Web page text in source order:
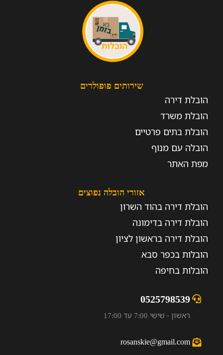
שירותים פופולרים
הובלת דירה
הובלת משרד
הובלת בתים פרטיים
הובלה עם מנוף
מפת האתר
אזורי הובלה נפוצים
הובלת דירה בהוד השרון
הובלת דירה בדימונה
הובלת דירה בראשון לציון
הובלות בכפר סבא
הובלות בחיפה
0525798539
ראשון - שישי 7:00 עד 17:00
rosanskie@gmail.com